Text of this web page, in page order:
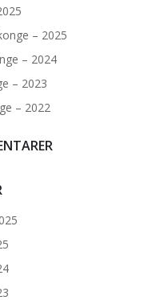
– 2025
– 2024
– 2023
– 2022